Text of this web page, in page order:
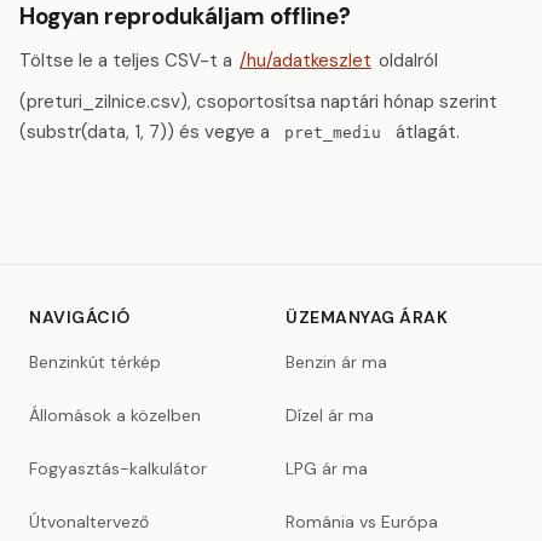
Hogyan reprodukáljam offline?
Töltse le a teljes CSV-t a /hu/adatkeszlet oldalról
(preturi_zilnice.csv), csoportosítsa naptári hónap szerint
(substr(data, 1, 7)) és vegye a
pret_mediu átlagát.
NAVIGÁCIÓ
Benzinkút térkép
Állomások a közelben
Fogyasztás-kalkulátor
Útvonaltervező
ÜZEMANYAG ÁRAK
Benzin ár ma
Dízel ár ma
LPG ár ma
Románia vs Európa